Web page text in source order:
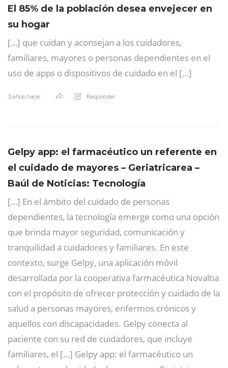
El 85% de la población desea envejecer en
su hogar
[…] que cuidan y aconsejan a los cuidadores,
familiares, mayores o personas dependientes en el
uso de apps o dispositivos de cuidado en el […]
3 años hace Responder
Gelpy app: el farmacéutico un referente en
el cuidado de mayores – Geriatricarea –
Baúl de Noticias: Tecnología
[…] En el ámbito del cuidado de personas
dependientes, la tecnología emerge como una opción
que brinda mayor seguridad, comunicación y
tranquilidad a cuidadores y familiares. En este
contexto, surge Gelpy, una aplicación móvil
desarrollada por la cooperativa farmacéutica Novaltia
con el propósito de ofrecer protección y cuidado de la
salud a personas mayores, enfermos crónicos y
aquellos con discapacidades. Gelpy conecta al
paciente con su red de cuidadores, que incluye
familiares, el […] Gelpy app: el farmacéutico un